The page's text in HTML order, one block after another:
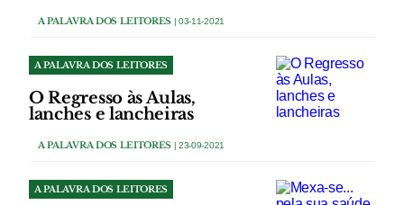
A PALAVRA DOS LEITORES | 03-11-2021
A PALAVRA DOS LEITORES
O Regresso às Aulas,
lanches e lancheiras
A PALAVRA DOS LEITORES | 23-09-2021
A PALAVRA DOS LEITORES